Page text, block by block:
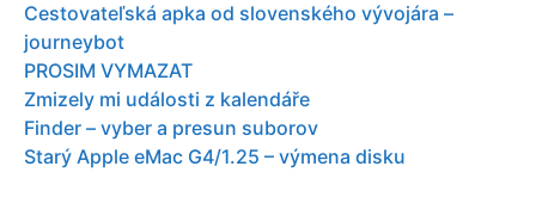
Cestovateľská apka od slovenského vývojára –
journeybot
PROSIM VYMAZAT
Zmizely mi události z kalendáře
Finder – vyber a presun suborov
Starý Apple eMac G4/1.25 – výmena disku